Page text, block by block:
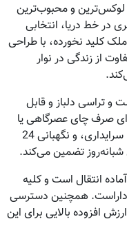
لوکس‌ترین و محبوب‌ترین
هستید، این واحد 140 متری در خط دریا، انتخابی
کلید نخورده، با طراحی
از زندگی در نوار
و تراسی دلباز و قابل
صرف چای عصرگاهی یا
پذیرایی از مهمان تبدیل شود. حضور لابی، سرایداری، و نگهبانی 24
تضمین می‌کند.
انتقال است و کلیه
داراست. همچنین دسترسی
افزوده بالایی برای این